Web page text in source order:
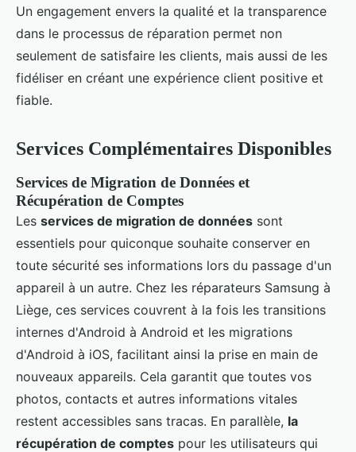
Un engagement envers la qualité et la transparence
dans le processus de réparation permet non
seulement de satisfaire les clients, mais aussi de les
fidéliser en créant une expérience client positive et
fiable.
Services Complémentaires Disponibles
Services de Migration de Données et
Récupération de Comptes
Les services de migration de données sont
essentiels pour quiconque souhaite conserver en
toute sécurité ses informations lors du passage d'un
appareil à un autre. Chez les réparateurs Samsung à
Liège, ces services couvrent à la fois les transitions
internes d'Android à Android et les migrations
d'Android à iOS, facilitant ainsi la prise en main de
nouveaux appareils. Cela garantit que toutes vos
photos, contacts et autres informations vitales
restent accessibles sans tracas. En parallèle, la
récupération de comptes pour les utilisateurs qui